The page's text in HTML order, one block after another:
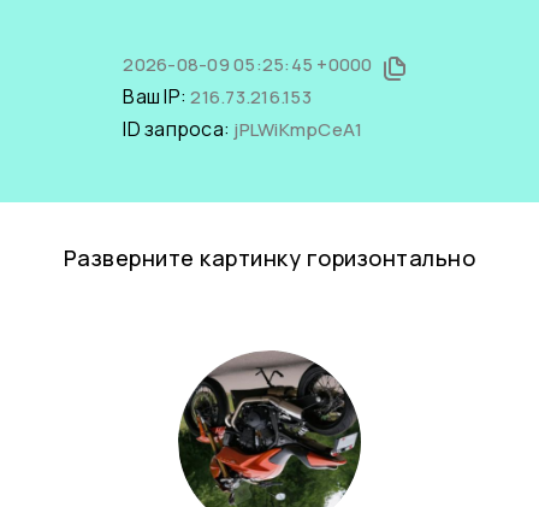
2026-08-09 05:25:45 +0000
Ваш IP:216.73.216.153
ID запроса: jPLWiKmpCeA1
Разверните картинку горизонтально